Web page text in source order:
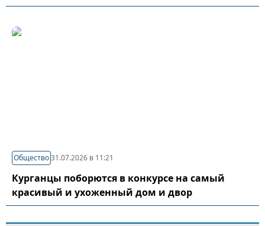
Общество31.07.2026 в 11:21
Курганцы поборются в конкурсе на самый
красивый и ухоженный дом и двор